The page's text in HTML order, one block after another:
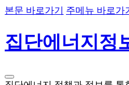
본문 바로가기 주메뉴 바로가
집단에너지정